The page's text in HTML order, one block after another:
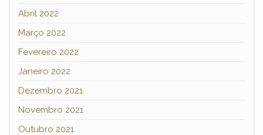
Abril 2022
Março 2022
Fevereiro 2022
Janeiro 2022
Dezembro 2021
Novembro 2021
Outubro 2021